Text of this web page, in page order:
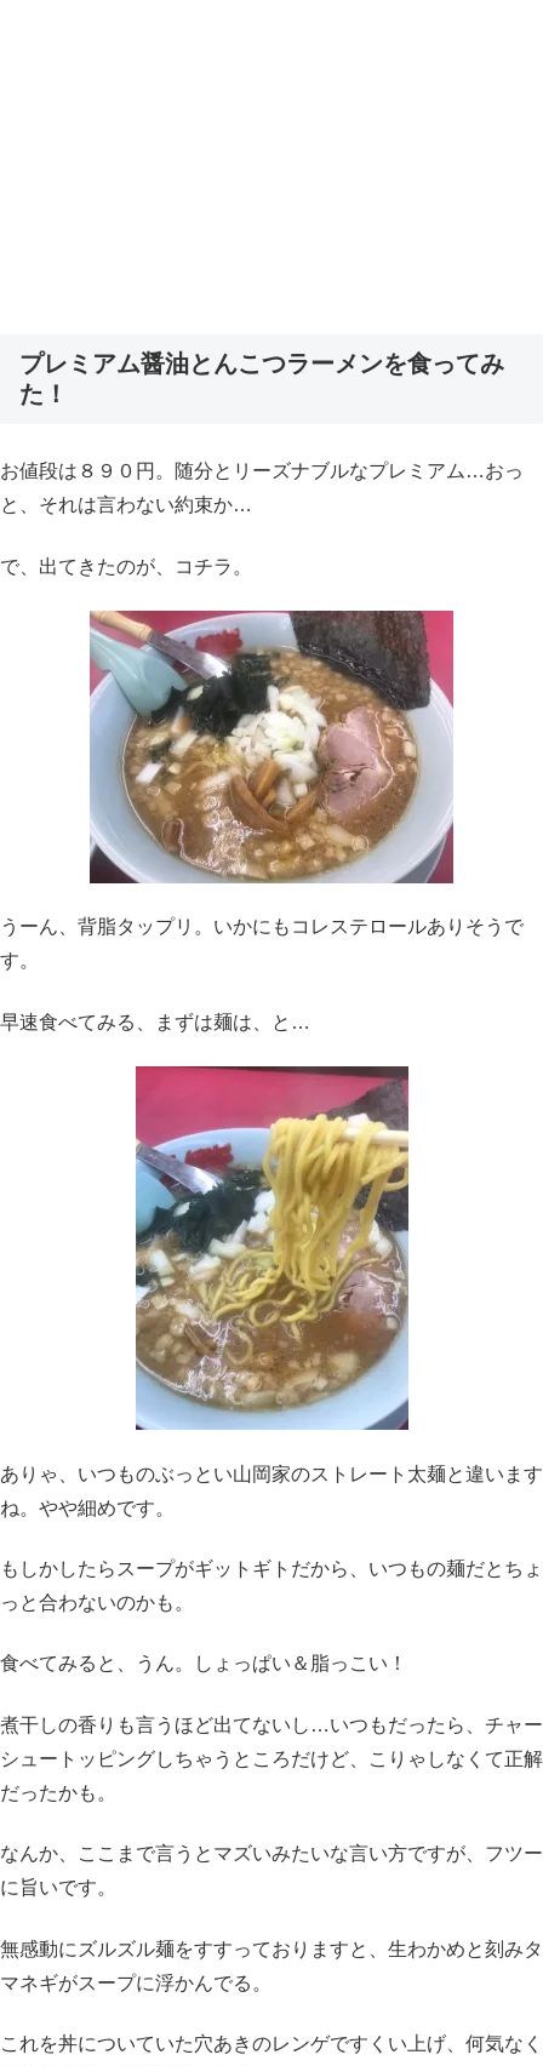
プレミアム醤油とんこつラーメンを食ってみ
た！
お値段は８９０円。随分とリーズナブルなプレミアム…おっ
と、それは言わない約束か…
で、出てきたのが、コチラ。
うーん、背脂タップリ。いかにもコレステロールありそうで
す。
早速食べてみる、まずは麺は、と…
ありゃ、いつものぶっとい山岡家のストレート太麺と違います
ね。やや細めです。
もしかしたらスープがギットギトだから、いつもの麺だとちょ
っと合わないのかも。
食べてみると、うん。しょっぱい＆脂っこい！
煮干しの香りも言うほど出てないし…いつもだったら、チャー
シュートッピングしちゃうところだけど、こりゃしなくて正解
だったかも。
なんか、ここまで言うとマズいみたいな言い方ですが、フツー
に旨いです。
無感動にズルズル麺をすすっておりますと、生わかめと刻みタ
マネギがスープに浮かんでる。
これを丼についていた穴あきのレンゲですくい上げ、何気なく